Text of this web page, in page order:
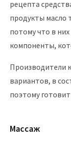
рецепта
продукты масло
потому что в
компоненты,
Производители
вариантов, в
поэтому
Массаж